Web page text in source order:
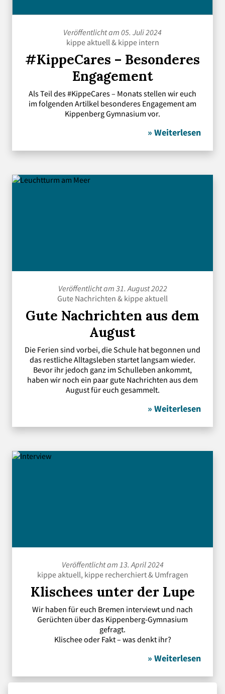
Veröffentlicht am 05. Juli 2024
kippe aktuell& kippe intern
#KippeCares – Besonderes
Engagement
Als Teil des #KippeCares – Monats stellen wir euch
im folgenden Artilkel besonderes Engagement am
Kippenberg Gymnasium vor.
» Weiterlesen
Veröffentlicht am 31. August 2022
Gute Nachrichten & kippe aktuell
Gute Nachrichten aus dem
August
Die Ferien sind vorbei, die Schule hat begonnen und
das restliche Alltagsleben startet langsam wieder.
Bevor ihr jedoch ganz im Schulleben ankommt,
haben wir noch ein paar gute Nachrichten aus dem
August für euch gesammelt.
» Weiterlesen
Veröffentlicht am 13. April 2024
kippe aktuell, kippe recherchiert& Umfragen
Klischees unter der Lupe
Wir haben für euch Bremen interviewt und nach
Gerüchten über das Kippenberg-Gymnasium
gefragt.
Klischee oder Fakt – was denkt ihr?
» Weiterlesen